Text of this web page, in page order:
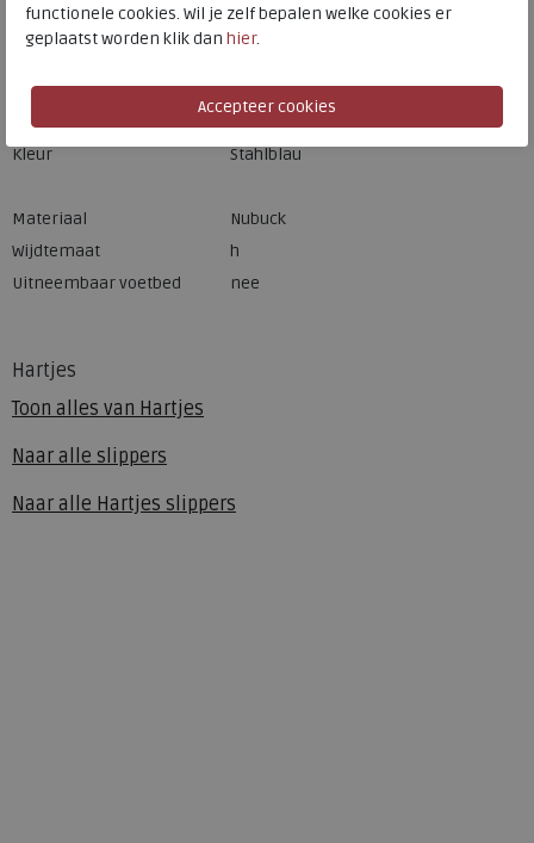
Hartjes
Toon alles van Hartjes
Naar alle slippers
Naar alle Hartjes slippers
Fabrikantcode
122.1221/20 48.00
Bestelcode
Kleur
Stahlblau
Materiaal
Nubuck
Wijdtemaat
h
Uitneembaar voetbed
nee
functionele cookies. Wil je zelf bepalen welke cookies er
geplaatst worden klik dan hier.